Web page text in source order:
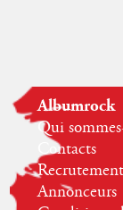
Albumrock
Qui
Contacts
Recrutement
Annonceurs